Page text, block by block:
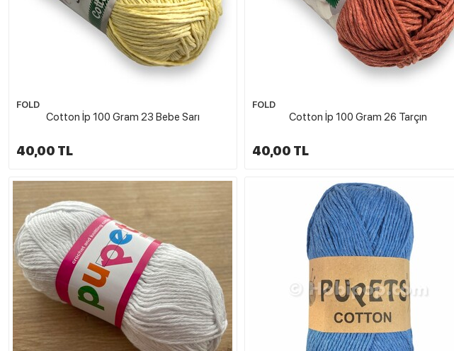
FOLD
Cotton İp 100 Gram 23 Bebe Sarı
40,00 TL
FOLD
Cotton İp 100 Gram 26 Tarçın
40,00 TL